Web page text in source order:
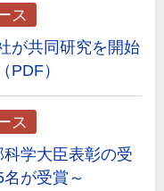
ス
が共同研究を開始
PDF）
ス
学大臣表彰の受
が受賞～